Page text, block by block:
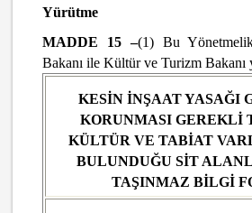
Yürütme
MADDE 15 –(1) Bu
Bakanı ile Kültür ve Turizm Bakanı
KESİN İNŞAAT YASAĞI
KORUNMASI GEREKLİ
KÜLTÜR VE TABİAT
BULUNDUĞU SİT
TAŞINMAZ BİLGİ